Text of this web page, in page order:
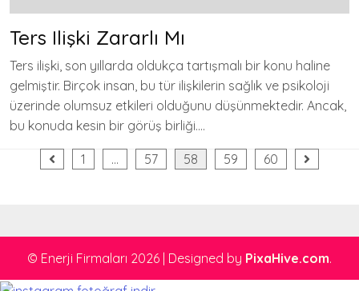
Ters Ilişki Zararlı Mı
Ters ilişki, son yıllarda oldukça tartışmalı bir konu haline
gelmiştir. Birçok insan, bu tür ilişkilerin sağlık ve psikoloji
üzerinde olumsuz etkileri olduğunu düşünmektedir. Ancak,
bu konuda kesin bir görüş birliği….
1 … 57 58 59 60
© Enerji Firmaları 2026 Designed by PixaHive.com.